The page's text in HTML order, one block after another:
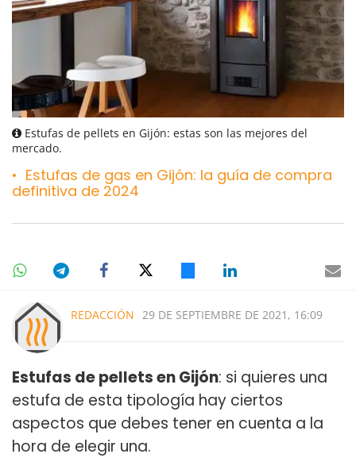
Estufas de pellets en Gijón: estas son las mejores del
mercado.
Estufas de gas en Gijón: la guía de compra
definitiva de 2024
REDACCIÓN 29 DE SEPTIEMBRE DE 2021, 16:09
Estufas de pellets en Gijón: si quieres una
estufa de esta tipología hay ciertos
aspectos que debes tener en cuenta a la
hora de elegir una.